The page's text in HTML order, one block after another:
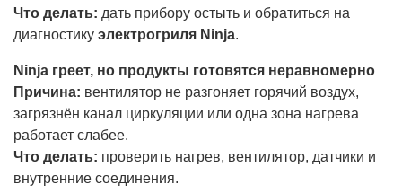
Что делать: дать прибору остыть и обратиться на
диагностику электрогриля Ninja.
Ninja греет, но продукты готовятся неравномерно
Причина: вентилятор не разгоняет горячий воздух,
загрязнён канал циркуляции или одна зона нагрева
работает слабее.
Что делать: проверить нагрев, вентилятор, датчики и
внутренние соединения.